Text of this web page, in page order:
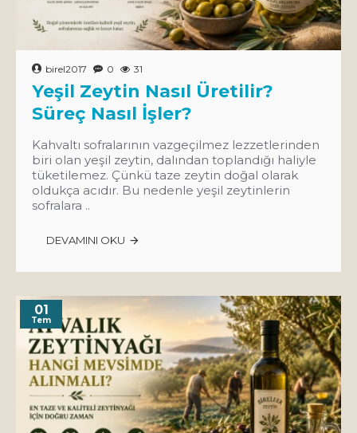
birel2017 0 31
Yeşil Zeytin Nasıl Üretilir?
Süreç Nasıl İşler?
Kahvaltı sofralarının vazgeçilmez lezzetlerinden
biri olan yeşil zeytin, dalından toplandığı haliyle
tüketilemez. Çünkü taze zeytin doğal olarak
oldukça acıdır. Bu nedenle yeşil zeytinlerin
sofralara ..
DEVAMINI OKU
01
Tem